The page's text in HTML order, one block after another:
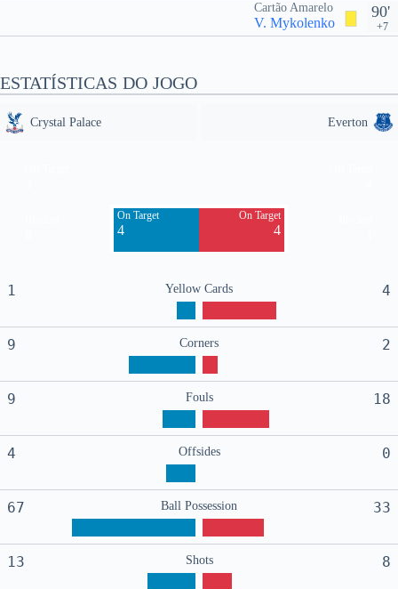
90'
+7
Cartão Amarelo
V. Mykolenko
ESTATÍSTICAS DO JOGO
Crystal Palace Everton
On Target
4
On Target
4
1 Yellow Cards 4
9 Corners 2
9 Fouls 18
4 Offsides 0
67 Ball Possession 33
13 Shots 8